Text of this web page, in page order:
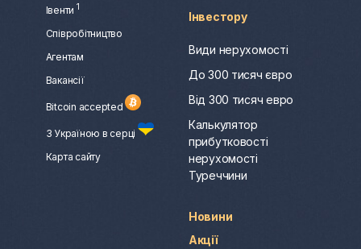
Івенти 1
Співробітництво
Агентам
Вакансії
Bitcoin accepted
З Україною в серці
Карта сайту
Інвестору
Види нерухомості
До 300 тисяч євро
Від 300 тисяч евро
Калькулятор
прибутковості
нерухомості
Туреччини
Новини
Акції